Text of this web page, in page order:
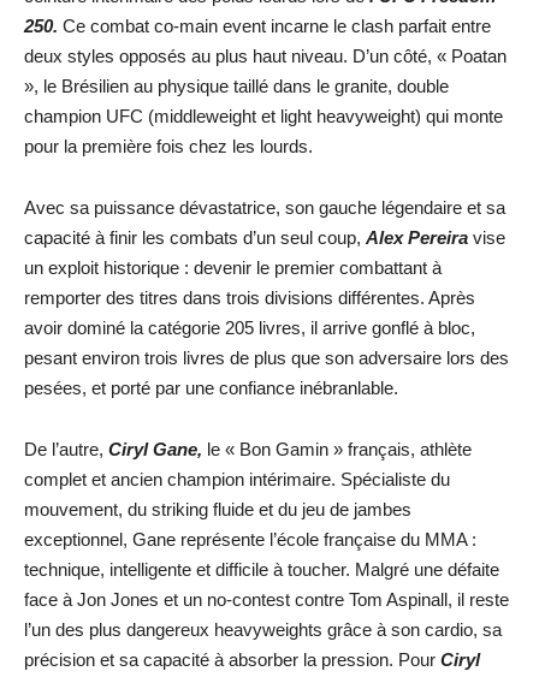
250. Ce combat co-main event incarne le clash parfait entre
deux styles opposés au plus haut niveau. D’un côté, « Poatan
», le Brésilien au physique taillé dans le granite, double
champion UFC (middleweight et light heavyweight) qui monte
pour la première fois chez les lourds.
Avec sa puissance dévastatrice, son gauche légendaire et sa
capacité à finir les combats d’un seul coup, Alex Pereira vise
un exploit historique : devenir le premier combattant à
remporter des titres dans trois divisions différentes. Après
avoir dominé la catégorie 205 livres, il arrive gonflé à bloc,
pesant environ trois livres de plus que son adversaire lors des
pesées, et porté par une confiance inébranlable.
De l’autre, Ciryl Gane, le « Bon Gamin » français, athlète
complet et ancien champion intérimaire. Spécialiste du
mouvement, du striking fluide et du jeu de jambes
exceptionnel, Gane représente l’école française du MMA :
technique, intelligente et difficile à toucher. Malgré une défaite
face à Jon Jones et un no-contest contre Tom Aspinall, il reste
l’un des plus dangereux heavyweights grâce à son cardio, sa
précision et sa capacité à absorber la pression. Pour Ciryl